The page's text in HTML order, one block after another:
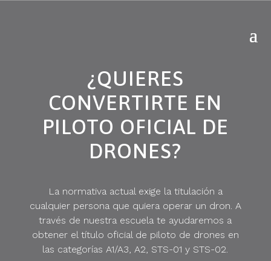
¿QUIERES
CONVERTIRTE EN
PILOTO OFICIAL DE
DRONES?
La normativa actual exige la titulación a
cualquier persona que quiera operar un dron. A
través de nuestra escuela te ayudaremos a
obtener el título oficial de piloto de drones en
las categorías A1/A3, A2, STS-01 y STS-02.